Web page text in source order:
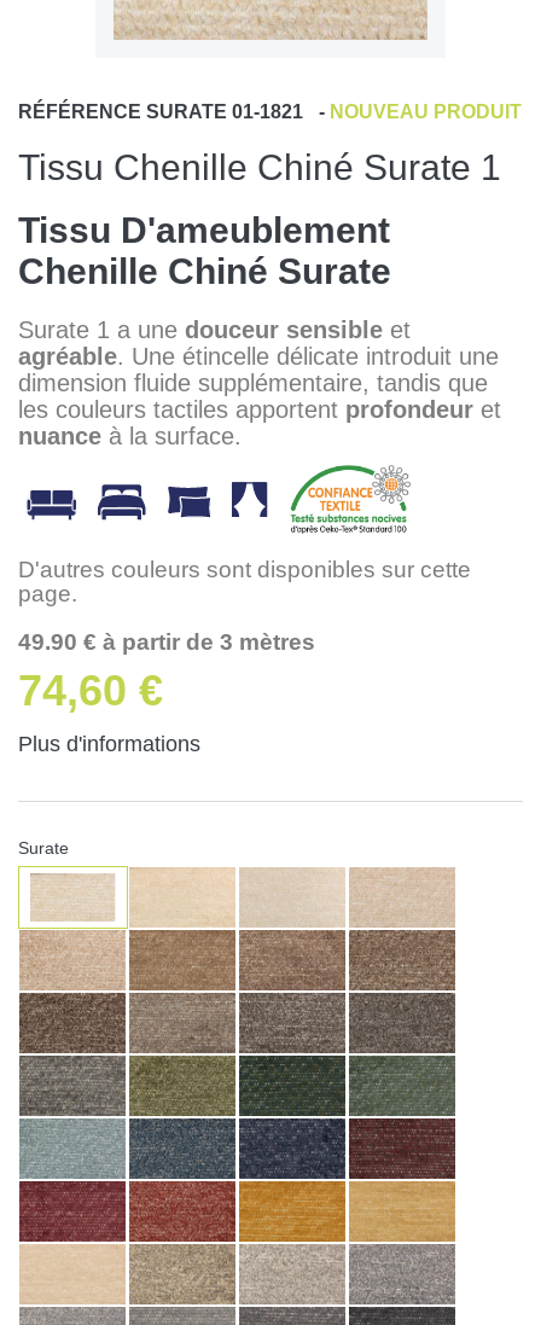
RÉFÉRENCE SURATE 01-1821 - NOUVEAU PRODUIT
Tissu Chenille Chiné Surate 1
Tissu D'ameublement
Chenille Chiné Surate
Surate 1 a une douceur sensible et
agréable. Une étincelle délicate introduit une
dimension fluide supplémentaire, tandis que
les couleurs tactiles apportent profondeur et
nuance à la surface.
D'autres couleurs sont disponibles sur cette
page.
49.90 € à partir de 3 mètres
74,60 €
Plus d'informations
Surate